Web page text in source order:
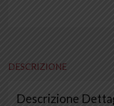
DESCRIZIONE
Descrizione